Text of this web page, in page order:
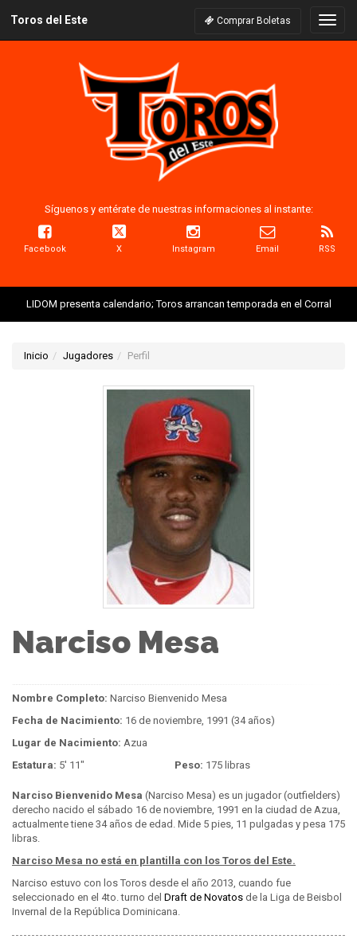
Toros del Este Comprar Boletas
Síguenos y entérate de nuestras informaciones al instante:
Facebook X Instagram Email RSS
LIDOM presenta calendario; Toros arrancan temporada en el Corral
Inicio Jugadores Perfil
Narciso Mesa
Nombre Completo: Narciso Bienvenido Mesa
Fecha de Nacimiento: 16 de noviembre, 1991 (34 años)
Lugar de Nacimiento: Azua
Estatura: 5' 11" Peso: 175 libras
Narciso Bienvenido Mesa (Narciso Mesa) es un jugador (outfielders)
derecho nacido el sábado 16 de noviembre, 1991 en la ciudad de Azua,
actualmente tiene 34 años de edad. Mide 5 pies, 11 pulgadas y pesa 175
libras.
Narciso Mesa no está en plantilla con los Toros del Este.
Narciso estuvo con los Toros desde el año 2013, cuando fue
seleccionado en el 4to. turno del Draft de Novatos de la Liga de Beisbol
Invernal de la República Dominicana.